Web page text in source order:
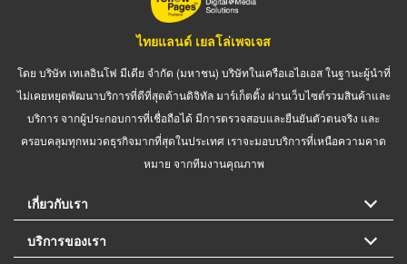
ไทยแลนด์ เยลโล่เพจเจส
โดย บริษัท เทเลอินโฟ มีเดีย จำกัด (มหาชน) บริษัทในเครือเอไอเอส ในฐานะผู้นำที่
ไม่เคยหยุดพัฒนาบริการที่ดีที่สุดด้านดิจิทัล มาร์เก็ตติ้ง ผ่านเว็บไซต์รวมสินค้าและ
บริการ จากผู้ประกอบการที่เชื่อถือได้ มีการตรวจสอบและยืนยันตัวตนจริง และ
ครอบคลุมทุกหมวดธุรกิจมากที่สุดในประเทศ เราจะมอบบริการที่เหนือความคาด
หมาย จากทีมงานคุณภาพ
เกี่ยวกับเรา
บริการของเรา